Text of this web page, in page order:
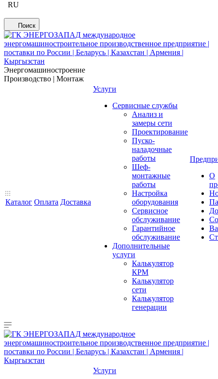
RU
Поиск
Энергомашиностроение
Производство | Монтаж
Каталог Оплата Доставка
Услуги
Сервисные службы
Анализ и
замеры сети
Проектирование
Пуско-
наладочные
работы
Шеф-
монтажные
работы
Настройка
оборудования
Сервисное
обслуживание
Гарантийное
обслуживание
Дополнительные
услуги
Калькулятор
КРМ
Калькулятор
сети
Калькулятор
генерации
О
Услуги